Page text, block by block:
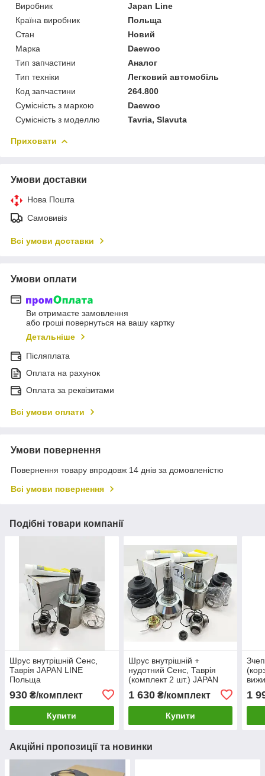
Виробник
Japan Line
Країна виробник
Польща
Стан
Новий
Марка
Daewoo
Тип запчастини
Аналог
Тип техніки
Легковий автомобіль
Код запчастини
264.800
Сумісність з маркою
Daewoo
Сумісність з моделлю
Tavria, Slavuta
Приховати
Умови доставки
Нова Пошта
Самовивіз
Всі умови доставки
Умови оплати
Ви отримаєте замовлення
або гроші повернуться на вашу картку
Детальніше
Післяплата
Оплата на рахунок
Оплата за реквізитами
Всі умови оплати
Умови повернення
Повернення товару впродовж 14 днів за домовленістю
Всі умови повернення
Подібні товари компанії
Шрус внутрішній Сенс,
Таврія JAPAN LINE
Польща
930 ₴/комплект
Купити
Шрус внутрішній +
нудотний Сенс, Таврія
(комплект 2 шт.) JAPAN
1 630₴/комплект
Купити
1
Акційні пропозиції та новинки